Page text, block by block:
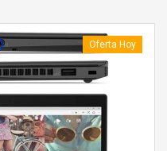
Oferta Hoy